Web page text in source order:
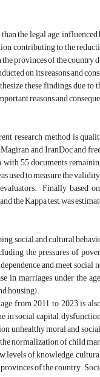
the legal age,
contributing to the
provinces of the
on its reasons and
these findings due
reasons and
research method is
and IranDoc and
55 documents
used to measure the
Finally,
the Kappa test, was
social and cultural
the pressures of
and meet
in marriages under the
housing).
from 2011 to 2023 is
social capital,
unhealthy moral and
normalization of child
of knowledge,
of the country.